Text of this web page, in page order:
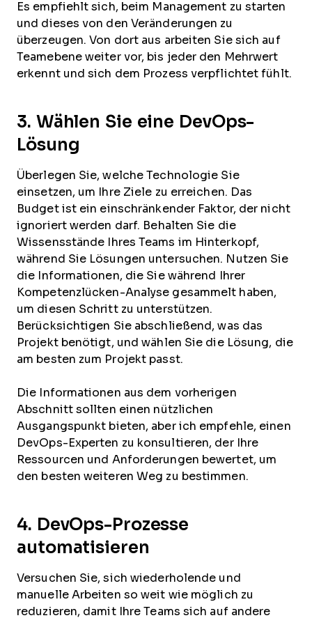
Es empfiehlt sich, beim Management zu starten
und dieses von den Veränderungen zu
überzeugen. Von dort aus arbeiten Sie sich auf
Teamebene weiter vor, bis jeder den Mehrwert
erkennt und sich dem Prozess verpflichtet fühlt.
3. Wählen Sie eine DevOps-
Lösung
Überlegen Sie, welche Technologie Sie
einsetzen, um Ihre Ziele zu erreichen. Das
Budget ist ein einschränkender Faktor, der nicht
ignoriert werden darf. Behalten Sie die
Wissensstände Ihres Teams im Hinterkopf,
während Sie Lösungen untersuchen. Nutzen Sie
die Informationen, die Sie während Ihrer
Kompetenzlücken-Analyse gesammelt haben,
um diesen Schritt zu unterstützen.
Berücksichtigen Sie abschließend, was das
Projekt benötigt, und wählen Sie die Lösung, die
am besten zum Projekt passt.
Die Informationen aus dem vorherigen
Abschnitt sollten einen nützlichen
Ausgangspunkt bieten, aber ich empfehle, einen
DevOps-Experten zu konsultieren, der Ihre
Ressourcen und Anforderungen bewertet, um
den besten weiteren Weg zu bestimmen.
4. DevOps-Prozesse
automatisieren
Versuchen Sie, sich wiederholende und
manuelle Arbeiten so weit wie möglich zu
reduzieren, damit Ihre Teams sich auf andere